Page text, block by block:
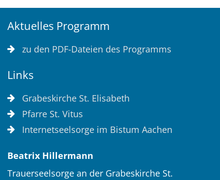
Aktuelles Programm
zu den PDF-Dateien des Programms
Links
Grabeskirche St. Elisabeth
Pfarre St. Vitus
Internetseelsorge im Bistum Aachen
Beatrix Hillermann
Trauerseelsorge an der Grabeskirche St.